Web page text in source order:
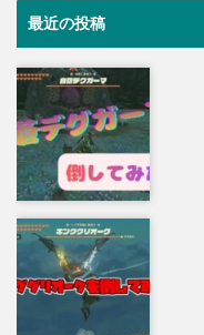
最近の投稿